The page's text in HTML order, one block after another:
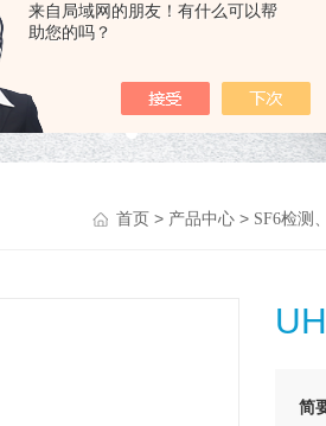
来自局域网的朋友！有什么可以帮
助您的吗？
首页 > 产品中心 > SF6检测
简